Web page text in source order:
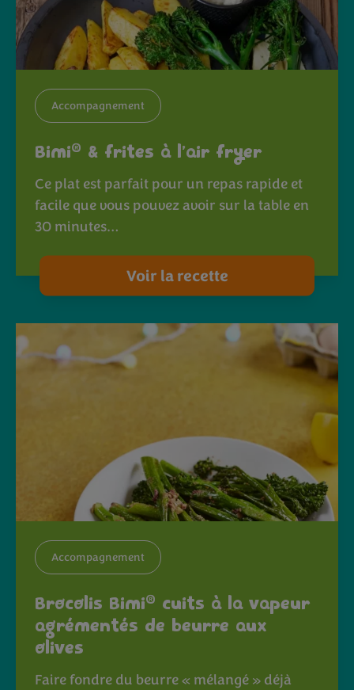
Accompagnement
Bimi® & frites à l’air fryer
Ce plat est parfait pour un repas rapide et
facile que vous pouvez avoir sur la table en
30 minutes…
Voir la recette
Accompagnement
Brocolis Bimi® cuits à la vapeur
agrémentés de beurre aux
olives
Faire fondre du beurre « mélangé » déjà